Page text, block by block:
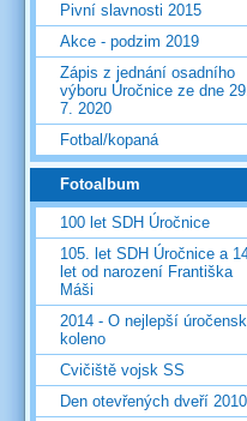
Pivní slavnosti 2015
Akce - podzim 2019
Zápis z jednání osadního
výboru Úročnice ze dne
7. 2020
Fotbal/kopaná
Fotoalbum
100 let SDH Úročnice
105. let SDH Úročnice a
let od narození Františka
Máši
2014 - O nejlepší
koleno
Cvičiště vojsk SS
Den otevřených dveří 2010